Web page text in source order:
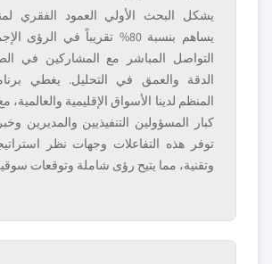
يشكل البحث الأولي العمود الفقري
يساهم بنسبة 80% تقريباً في
التواصل المباشر مع المشاركين في
الدقة والعمق في التحليل. يغطي
المنظم لدينا الأسواق الإقليمية
كبار المسؤولين التنفيذيين والمديرين
توفر هذه التفاعلات وجهات نظر
وتقنية، مما يتيح رؤى شاملة وتوقعات